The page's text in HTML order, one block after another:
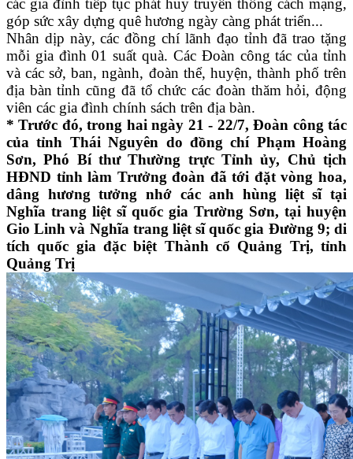
các gia đình tiếp tục phát huy truyền thống cách mạng,
góp sức xây dựng quê hương ngày càng phát triển...
Nhân dịp này, các đồng chí lãnh đạo tỉnh đã trao tặng
mỗi gia đình 01 suất quà. Các Đoàn công tác của tỉnh
và các sở, ban, ngành, đoàn thể, huyện, thành phố trên
địa bàn tỉnh cũng đã tổ chức các đoàn thăm hỏi, động
viên các gia đình chính sách trên địa bàn.
* Trước đó, trong hai ngày 21 - 22/7, Đoàn công tác
của tỉnh Thái Nguyên do đồng chí Phạm Hoàng
Sơn, Phó Bí thư Thường trực Tỉnh ủy, Chủ tịch
HĐND tỉnh làm Trưởng đoàn đã tới đặt vòng hoa,
dâng hương tưởng nhớ các anh hùng liệt sĩ tại
Nghĩa trang liệt sĩ quốc gia Trường Sơn, tại huyện
Gio Linh và Nghĩa trang liệt sĩ quốc gia Đường 9; di
tích quốc gia đặc biệt Thành cổ Quảng Trị, tỉnh
Quảng Trị